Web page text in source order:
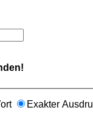
Exakter